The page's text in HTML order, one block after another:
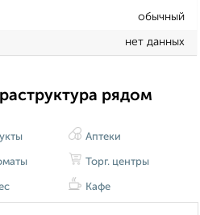
обычный
нет данных
рядом
Аптеки
Торг. центры
Кафе